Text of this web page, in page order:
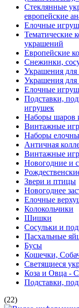
Стеклянные
европейские
Елочные
Тематические
украшений
Европейские
Снежинки,
Украшения для
Украшения для
Елочные
Подставки,
игрушек
Наборы шаров
Винтажные
Наборы
Античная
Винтажные
Новогодние и
Звери и птицы
Новогоднее
Елочные
Колокольчики
Шишки
Сосульки и
Пасхальные
Бусы
Кошечки,
Светящиеся
Коза и Овца -
Подставки,
(22)